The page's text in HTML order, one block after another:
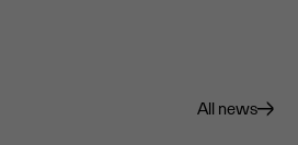
All news